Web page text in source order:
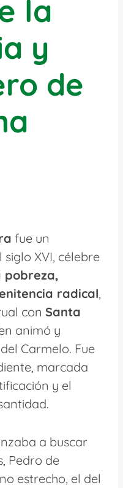
la
y
de
fue un
XVI, célebre
pobreza,
radical,
con Santa
animó y
Carmelo. Fue
marcada
y el
a buscar
Pedro de
estrecho, el del